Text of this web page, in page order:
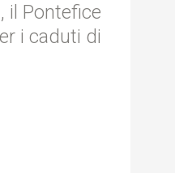
il Pontefice
i caduti di